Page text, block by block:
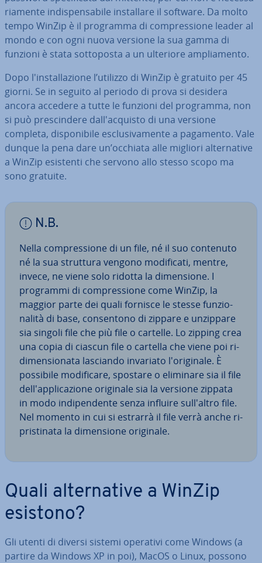
ria­men­te in­di­spen­sa­bi­le in­stal­la­re il software. Da molto
tempo WinZip è il programma di com­pres­sio­ne leader al
mondo e con ogni nuova versione la sua gamma di
funzioni è stata sot­to­po­sta a un ulteriore am­plia­men­to.
Dopo l'in­stal­la­zio­ne l’utilizzo di WinZip è gratuito per 45
giorni. Se in seguito al periodo di prova si desidera
ancora accedere a tutte le funzioni del programma, non
si può pre­scin­de­re dal­l'ac­qui­sto di una versione
completa, di­spo­ni­bi­le esclu­si­va­men­te a pagamento. Vale
dunque la pena dare un’occhiata alle migliori al­ter­na­ti­ve
a WinZip esistenti che servono allo stesso scopo ma
sono gratuite.
N.B.
Nella com­pres­sio­ne di un file, né il suo contenuto
né la sua struttura vengono mo­di­fi­ca­ti, mentre,
invece, ne viene solo ridotta la di­men­sio­ne. I
programmi di com­pres­sio­ne come WinZip, la
maggior parte dei quali fornisce le stesse fun­zio­
na­li­tà di base, con­sen­to­no di zippare e unzippare
sia singoli file che più file o cartelle. Lo zipping crea
una copia di ciascun file o cartella che viene poi ri­
di­men­sio­na­ta lasciando invariato l'o­ri­gi­na­le. È
possibile mo­di­fi­ca­re, spostare o eliminare sia il file
del­l'ap­pli­ca­zio­ne originale sia la versione zippata
in modo in­di­pen­den­te senza influire sul­l'al­tro file.
Nel momento in cui si estrarrà il file verrà anche ri­
pri­sti­na­ta la di­men­sio­ne originale.
Quali al­ter­na­ti­ve a WinZip
esistono?
Gli utenti di diversi sistemi operativi come Windows (a
partire da Windows XP in poi), MacOS o Linux, possono